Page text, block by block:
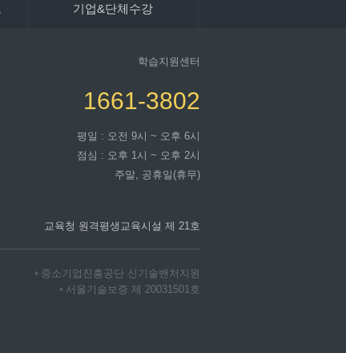
기업&단체수강
학습지원센터
1661-3802
평일 : 오전 9시 ~ 오후 6시
점심 : 오후 1시 ~ 오후 2시
주말, 공휴일(휴무)
교육청 원격평생교육시설 제 21호
* 중소기업진흥공단 신기술밴처지원
* 서울기술보증 제 20031501호